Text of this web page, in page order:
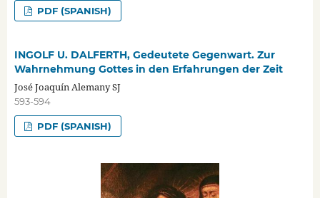
PDF (SPANISH)
INGOLF U. DALFERTH, Gedeutete Gegenwart. Zur
Wahrnehmung Gottes in den Erfahrungen der Zeit
José Joaquín Alemany SJ
593-594
PDF (SPANISH)